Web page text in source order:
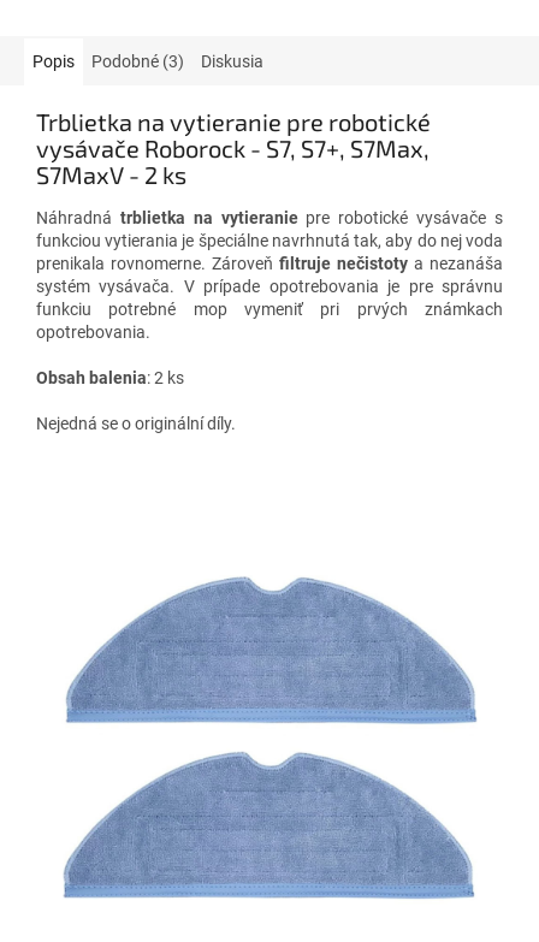
Popis Podobné (3) Diskusia
Trblietka na vytieranie pre robotické
vysávače Roborock - S7, S7+, S7Max,
S7MaxV - 2 ks
Náhradná trblietka na vytieraniepre robotické vysávače s
funkciou vytierania je špeciálne navrhnutá tak, aby do nej voda
prenikala rovnomerne. Zároveň filtruje nečistoty a nezanáša
systém vysávača. V prípade opotrebovania je pre správnu
funkciu potrebné mop vymeniť pri prvých známkach
opotrebovania.
Obsah balenia: 2 ks
Nejedná se o originální díly.